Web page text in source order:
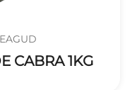
CABRA 1KG